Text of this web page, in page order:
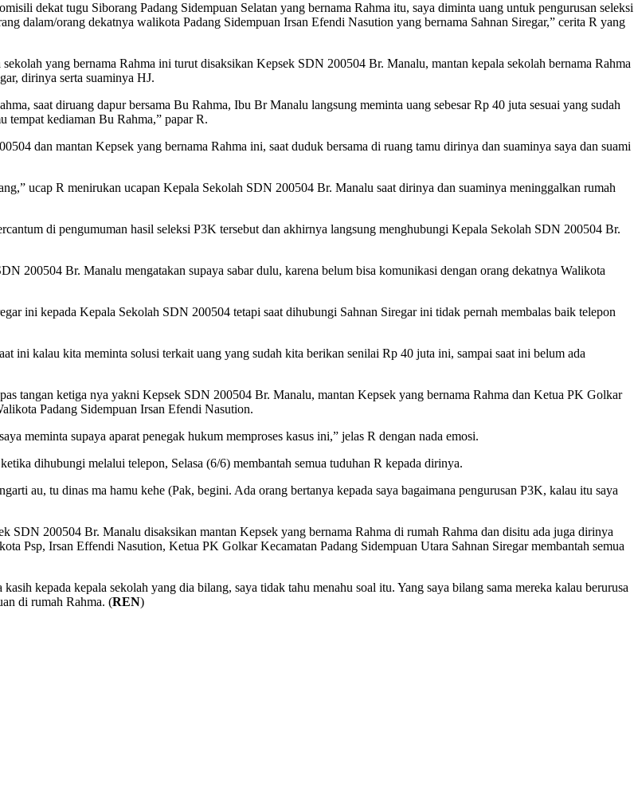
dekat tugu Siborang Padang Sidempuan Selatan yang bernama Rahma itu, saya diminta uang untuk pengurusan seleksi
dalam/orang dekatnya walikota Padang Sidempuan Irsan Efendi Nasution yang bernama Sahnan Siregar,” cerita R yang
yang bernama Rahma ini turut disaksikan Kepsek SDN 200504 Br. Manalu, mantan kepala sekolah bernama Rahma
dirinya serta suaminya HJ.
saat diruang dapur bersama Bu Rahma, Ibu Br Manalu langsung meminta uang sebesar Rp 40 juta sesuai yang sudah
tempat kediaman Bu Rahma,” papar R.
dan mantan Kepsek yang bernama Rahma ini, saat duduk bersama di ruang tamu dirinya dan suaminya saya dan suami
ucap R menirukan ucapan Kepala Sekolah SDN 200504 Br. Manalu saat dirinya dan suaminya meninggalkan rumah
di pengumuman hasil seleksi P3K tersebut dan akhirnya langsung menghubungi Kepala Sekolah SDN 200504 Br.
200504 Br. Manalu mengatakan supaya sabar dulu, karena belum bisa komunikasi dengan orang dekatnya Walikota
ini kepada Kepala Sekolah SDN 200504 tetapi saat dihubungi Sahnan Siregar ini tidak pernah membalas baik telepon
ini kalau kita meminta solusi terkait uang yang sudah kita berikan senilai Rp 40 juta ini, sampai saat ini belum ada
tangan ketiga nya yakni Kepsek SDN 200504 Br. Manalu, mantan Kepsek yang bernama Rahma dan Ketua PK Golkar
Padang Sidempuan Irsan Efendi Nasution.
meminta supaya aparat penegak hukum memproses kasus ini,” jelas R dengan nada emosi.
dihubungi melalui telepon, Selasa (6/6) membantah semua tuduhan R kepada dirinya.
au, tu dinas ma hamu kehe (Pak, begini. Ada orang bertanya kepada saya bagaimana pengurusan P3K, kalau itu saya
SDN 200504 Br. Manalu disaksikan mantan Kepsek yang bernama Rahma di rumah Rahma dan disitu ada juga dirinya
Psp, Irsan Effendi Nasution, Ketua PK Golkar Kecamatan Padang Sidempuan Utara Sahnan Siregar membantah semua
kepada kepala sekolah yang dia bilang, saya tidak tahu menahu soal itu. Yang saya bilang sama mereka kalau berurusa
di rumah Rahma. (REN)